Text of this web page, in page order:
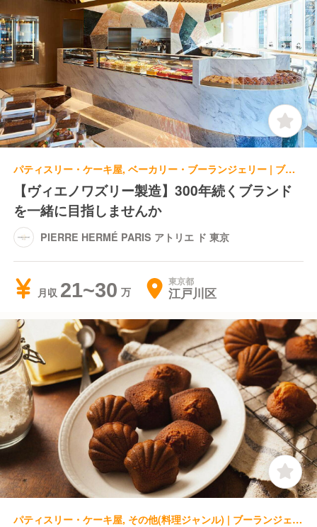
パティスリー・ケーキ屋, ベーカリー・ブーランジェリー | ブーランジェ・ベーカー | PIERRE HERMÉ PARIS アトリエ ド 東京
【ヴィエノワズリー製造】300年続くブランド
を一緒に目指しませんか
PIERRE HERMÉ PARIS アトリエ ド 東京
月収 21~30 東京都
江戸川区
パティスリー・ケーキ屋, その他(料理ジャンル) | ブーランジェ・ベーカー | エシレ ラトリエ デュ ブール 麻布台ヒルズ店